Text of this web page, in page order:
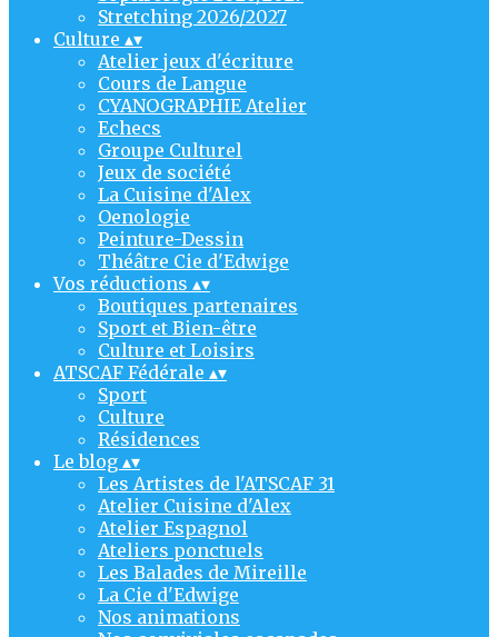
Stretching 2026/2027
Culture ▴▾
Atelier jeux d'écriture
Cours de Langue
CYANOGRAPHIE Atelier
Echecs
Groupe Culturel
Jeux de société
La Cuisine d'Alex
Oenologie
Peinture-Dessin
Théâtre Cie d'Edwige
Vos réductions ▴▾
Boutiques partenaires
Sport et Bien-être
Culture et Loisirs
ATSCAF Fédérale ▴▾
Sport
Culture
Résidences
Le blog ▴▾
Les Artistes de l'ATSCAF 31
Atelier Cuisine d'Alex
Atelier Espagnol
Ateliers ponctuels
Les Balades de Mireille
La Cie d'Edwige
Nos animations